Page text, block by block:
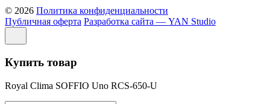
© 2026 Политика конфиденциальности
Публичная оферта Разработка сайта — YAN Studio
Купить товар
Royal Clima SOFFIO Uno RCS-650-U